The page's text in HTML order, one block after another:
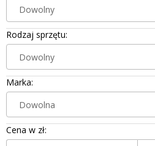
Dowolny
Rodzaj sprzętu:
Dowolny
Marka:
Dowolna
Cena w zł: